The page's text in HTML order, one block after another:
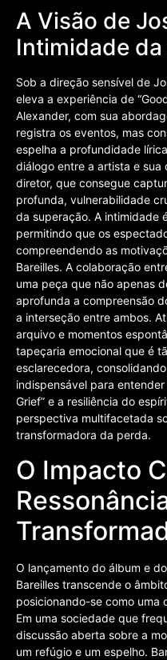
A Visão de
Intimidade
Sob a direção sensível de
eleva a experiência de
Alexander, com sua
registra os eventos, mas
espelha a profundidade
diálogo entre a artista e
diretor, que consegue
profunda, vulnerabilidade
da superação. A intimidade
permitindo que os
compreendendo as
Bareilles. A colaboração
uma peça que não apenas
aprofunda a compreensão
a interseção entre ambos.
arquivo e momentos
tapeçaria emocional que é
esclarecedora,
indispensável para
Grief” e a resiliência do
perspectiva multifacetada
transformadora da perda.
O Impacto
O lançamento do álbum e
Bareilles transcende o
posicionando-se como uma
Em uma sociedade que
discussão aberta sobre a
um refúgio e um espelho.